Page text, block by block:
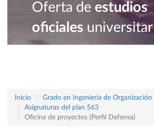
Oferta de estudios
oficiales
Inicio
Grado en Ingeniería de Organización
Asignaturas del plan 563
Oficina de proyectos (Perfil Defensa)